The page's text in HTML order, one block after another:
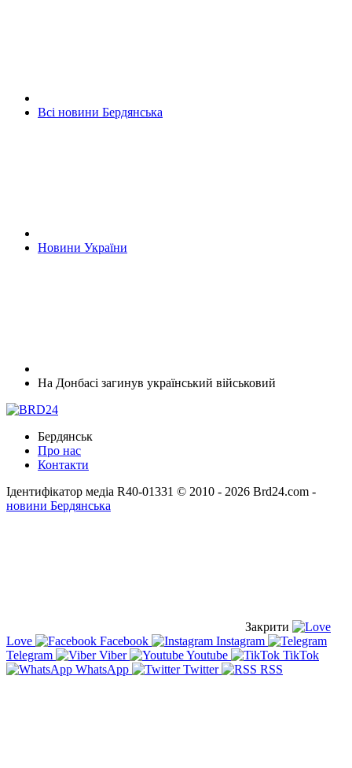
Всі новини Бердянська
Новини України
На Донбасі загинув український військовий
Бердянськ
Про нас
Контакти
Ідентифікатор медіа R40-01331 © 2010 - 2026 Brd24.com -
новини Бердянська
Закрити
Love
Facebook
Instagram
Telegram
Viber Youtube
TikTok
WhatsApp
Twitter RSS